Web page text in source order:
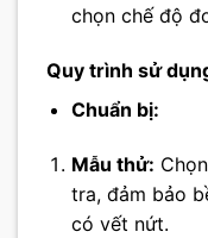
chọn chế độ
Quy trình sử
Chuẩn bị:
Mẫu thử:
tra, đảm bảo
có vết nứt.